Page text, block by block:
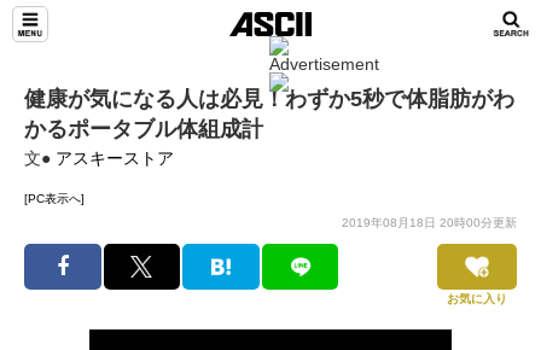
健康が気になる人は必見！わずか5秒で体脂肪がわ
かるポータブル体組成計
文● アスキーストア
[PC表示へ]
2019年08月18日 20時00分更新
お気に入り